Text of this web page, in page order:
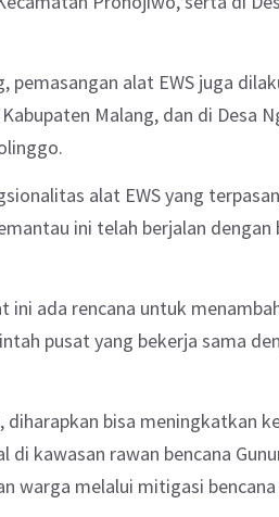
pemasangan alat EWS juga
Malang, dan di Desa
alat EWS yang
ini telah berjalan dengan
ini ada rencana untuk
pusat yang bekerja sama
bisa meningkatkan
kawasan rawan bencana
warga melalui mitigasi